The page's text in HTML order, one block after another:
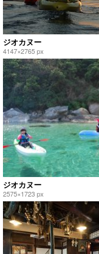
ジオカヌー
4147×2765 px
ジオカヌー
2575×1723 px